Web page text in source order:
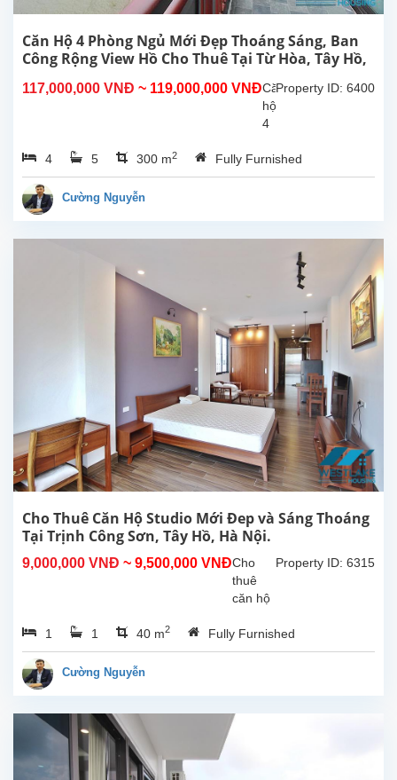
Hà
Nội.
hộ
này
ở
Căn Hộ 4 Phòng Ngủ Mới Đẹp Thoáng Sáng, Ban
Công Rộng View Hồ Cho Thuê Tại Từ Hòa, Tây Hồ,
117,000,000 VNĐ ~ 119,000,000 VNĐ Property ID: 6400
Căn
hộ
4
ngủ
đẹp,
thoáng
Từ
Hòa,
Tây
Hồ.
Tổng
diện
tích
sử
dụng
là
300m2,
phòng
lớn
khu...
4 5 300 m2 Fully Furnished
Cường Nguyễn
Cho Thuê Căn Hộ Studio Mới Đep và Sáng Thoáng
Tại Trịnh Công Sơn, Tây Hồ, Hà Nội.
9,000,000 VNĐ ~ 9,500,000 VNĐ Property ID: 6315
Cho
thuê
căn hộ
mới và
sáng
Công
1 1 40 m2 Fully Furnished
Cường Nguyễn